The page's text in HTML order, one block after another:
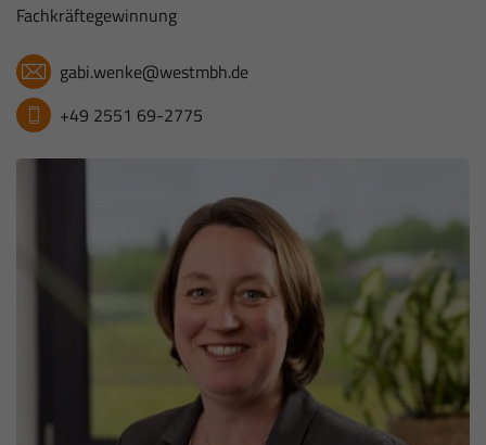
Fachkräftegewinnung
gabi.wenke@westmbh.de
+49 2551 69-2775